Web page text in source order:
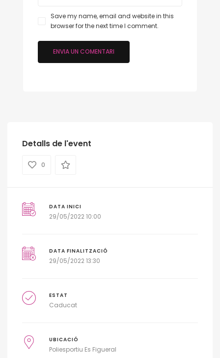
Save my name, email and website in this
browser for the next time I comment.
Detalls de l'event
0
DATA INICI
29/05/2022 10:00
DATA FINALITZACIÓ
29/05/2022 13:30
ESTAT
Caducat
UBICACIÓ
Poliesportiu Es Figueral